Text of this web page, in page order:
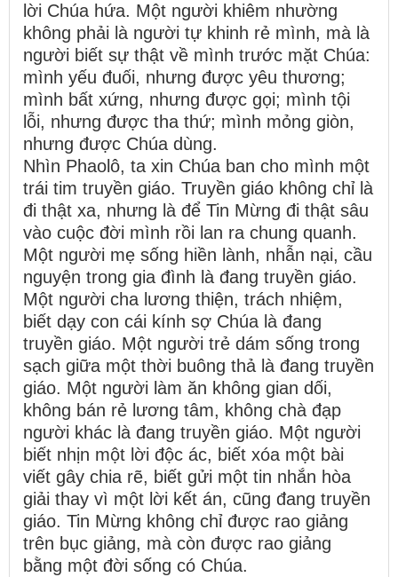
lời Chúa hứa. Một người khiêm nhường
không phải là người tự khinh rẻ mình, mà là
người biết sự thật về mình trước mặt Chúa:
mình yếu đuối, nhưng được yêu thương;
mình bất xứng, nhưng được gọi; mình tội
lỗi, nhưng được tha thứ; mình mỏng giòn,
nhưng được Chúa dùng.
Nhìn Phaolô, ta xin Chúa ban cho mình một
trái tim truyền giáo. Truyền giáo không chỉ là
đi thật xa, nhưng là để Tin Mừng đi thật sâu
vào cuộc đời mình rồi lan ra chung quanh.
Một người mẹ sống hiền lành, nhẫn nại, cầu
nguyện trong gia đình là đang truyền giáo.
Một người cha lương thiện, trách nhiệm,
biết dạy con cái kính sợ Chúa là đang
truyền giáo. Một người trẻ dám sống trong
sạch giữa một thời buông thả là đang truyền
giáo. Một người làm ăn không gian dối,
không bán rẻ lương tâm, không chà đạp
người khác là đang truyền giáo. Một người
biết nhịn một lời độc ác, biết xóa một bài
viết gây chia rẽ, biết gửi một tin nhắn hòa
giải thay vì một lời kết án, cũng đang truyền
giáo. Tin Mừng không chỉ được rao giảng
trên bục giảng, mà còn được rao giảng
bằng một đời sống có Chúa.